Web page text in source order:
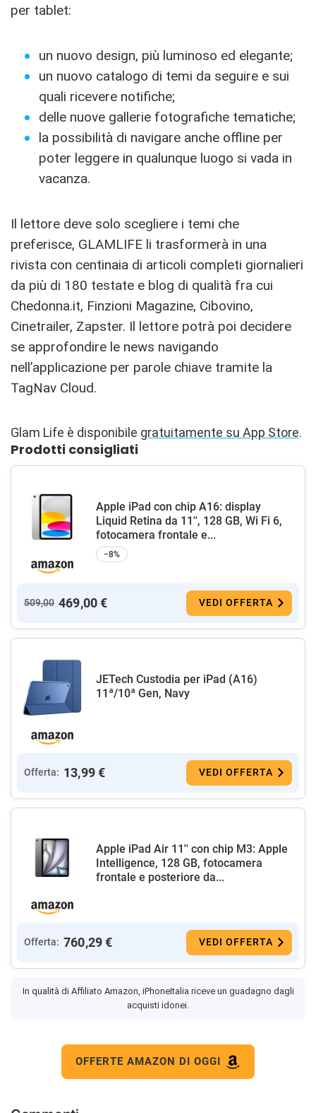
per tablet:
un nuovo design, più luminoso ed elegante;
un nuovo catalogo di temi da seguire e sui
quali ricevere notifiche;
delle nuove gallerie fotografiche tematiche;
la possibilità di navigare anche offline per
poter leggere in qualunque luogo si vada in
vacanza.
Il lettore deve solo scegliere i temi che
preferisce, GLAMLIFE li trasformerà in una
rivista con centinaia di articoli completi giornalieri
da più di 180 testate e blog di qualità fra cui
Chedonna.it, Finzioni Magazine, Cibovino,
Cinetrailer, Zapster. Il lettore potrà poi decidere
se approfondire le news navigando
nell’applicazione per parole chiave tramite la
TagNav Cloud.
Glam Life è disponibile gratuitamente su App Store.
Prodotti consigliati
Apple iPad con chip A16: display
Liquid Retina da 11'', 128 GB, Wi Fi 6,
fotocamera frontale e...
−8%
509,00 469,00 € VEDI OFFERTA
JETech Custodia per iPad (A16)
11ª/10ª Gen, Navy
Offerta: 13,99 € VEDI OFFERTA
Apple iPad Air 11'' con chip M3: Apple
Intelligence, 128 GB, fotocamera
frontale e posteriore da...
Offerta: 760,29 € VEDI OFFERTA
In qualità di Affiliato Amazon, iPhoneItalia riceve un guadagno dagli
acquisti idonei.
OFFERTE AMAZON DI OGGI